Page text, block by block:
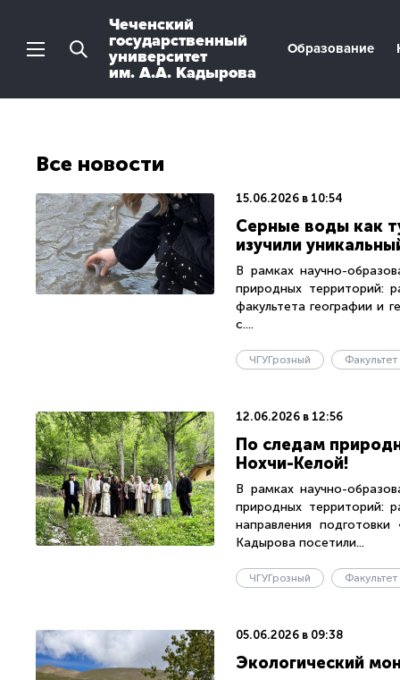
Чеченский
государственный
университет
им. А.А. Кадырова
Образование
Все новости
15.06.2026 в 10:54
Серные воды как
изучили
В рамках научно-
природных территорий:
факультета географии и
с....
ЧГУГрозный
12.06.2026 в 12:56
По следам
Нохчи-Келой!
В рамках научно-
природных территорий:
направления
Кадырова посетили...
ЧГУГрозный
05.06.2026 в 09:38
Экологический